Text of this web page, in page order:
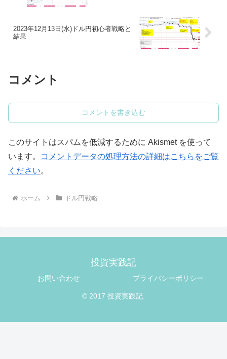
2023年12月13日(水)ドル円初心者戦略と
結果
コメント
コメントを書き込む
このサイトはスパムを低減するために Akismet を使って
います。
コメントデータの処理方法の詳細はこちらをご覧
ください。
ホーム ドル円戦略
投資実践記
お問い合わせ プライバシーポリシー
© 2017 投資実践記.